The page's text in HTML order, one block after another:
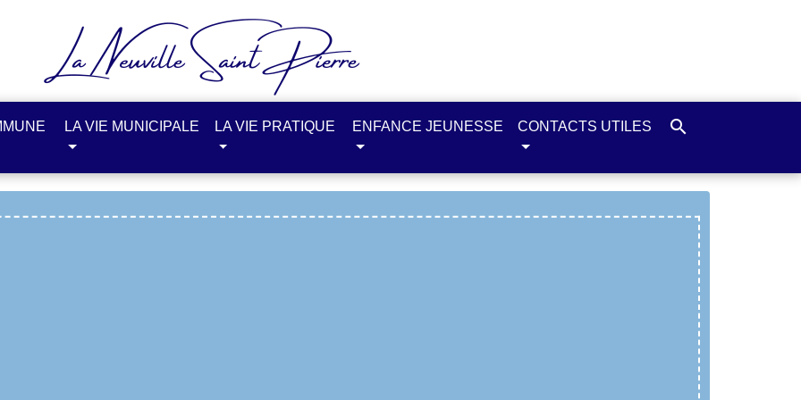
LA VIE MUNICIPALE LA VIE PRATIQUE ENFANCE JEUNESSE CONTACTS UTILES search